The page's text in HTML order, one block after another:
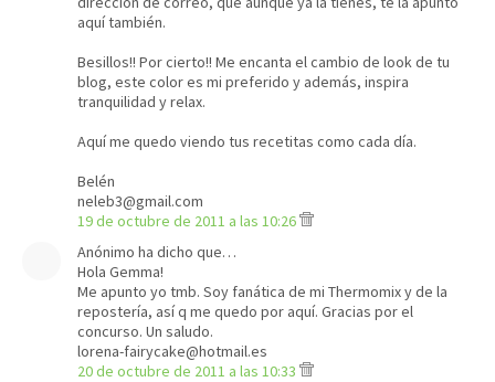
aquí también.
Besillos!! Por cierto!! Me encanta el cambio de look de tu
blog, este color es mi preferido y además, inspira
tranquilidad y relax.
Aquí me quedo viendo tus recetitas como cada día.
Belén
neleb3@gmail.com
19 de octubre de 2011 a las 10:26
Anónimo ha dicho que…
Hola Gemma!
Me apunto yo tmb. Soy fanática de mi Thermomix y de la
repostería, así q me quedo por aquí. Gracias por el
concurso. Un saludo.
lorena-fairycake@hotmail.es
20 de octubre de 2011 a las 10:33